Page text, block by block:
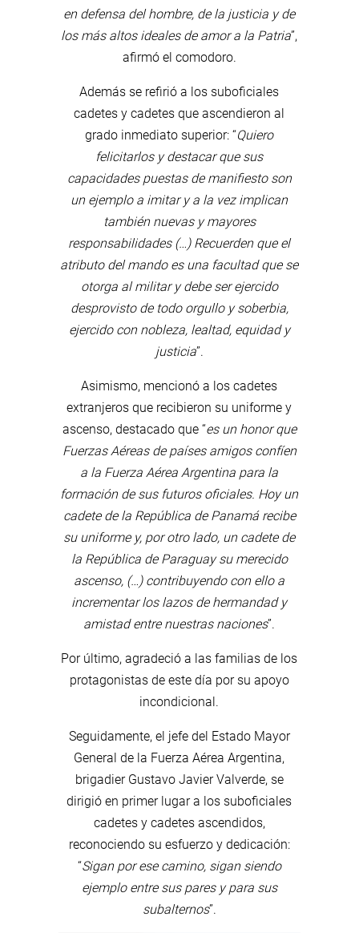
en defensa del hombre, de la justicia y de
los más altos ideales de amor a la Patria”,
afirmó el comodoro.
Además se refirió a los suboficiales
cadetes y cadetes que ascendieron al
grado inmediato superior: “Quiero
felicitarlos y destacar que sus
capacidades puestas de manifiesto son
un ejemplo a imitar y a la vez implican
también nuevas y mayores
responsabilidades (…) Recuerden que el
atributo del mando es una facultad que se
otorga al militar y debe ser ejercido
desprovisto de todo orgullo y soberbia,
ejercido con nobleza, lealtad, equidad y
justicia”.
Asimismo, mencionó a los cadetes
extranjeros que recibieron su uniforme y
ascenso, destacado que “es un honor que
Fuerzas Aéreas de países amigos confíen
a la Fuerza Aérea Argentina para la
formación de sus futuros oficiales. Hoy un
cadete de la República de Panamá recibe
su uniforme y, por otro lado, un cadete de
la República de Paraguay su merecido
ascenso, (…) contribuyendo con ello a
incrementar los lazos de hermandad y
amistad entre nuestras naciones”.
Por último, agradeció a las familias de los
protagonistas de este día por su apoyo
incondicional.
Seguidamente, el jefe del Estado Mayor
General de la Fuerza Aérea Argentina,
brigadier Gustavo Javier Valverde, se
dirigió en primer lugar a los suboficiales
cadetes y cadetes ascendidos,
reconociendo su esfuerzo y dedicación:
“Sigan por ese camino, sigan siendo
ejemplo entre sus pares y para sus
subalternos”.